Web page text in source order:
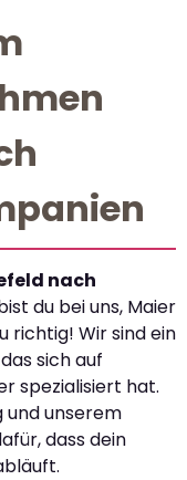
nach
du bei uns, Maier
richtig! Wir sind ein
sich auf
spezialisiert hat.
und unserem
dass dein